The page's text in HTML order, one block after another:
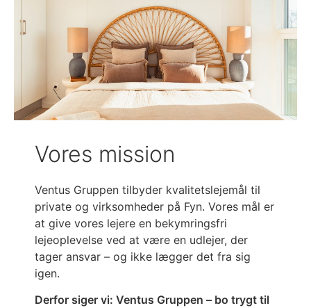
Vores mission
Ventus Gruppen tilbyder kvalitetslejemål til
private og virksomheder på Fyn. Vores mål er
at give vores lejere en bekymringsfri
lejeoplevelse ved at være en udlejer, der
tager ansvar – og ikke lægger det fra sig
igen.
Derfor siger vi: Ventus Gruppen – bo trygt til